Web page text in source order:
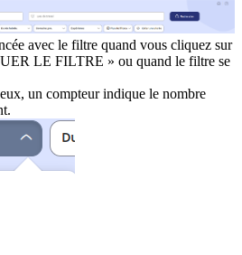
avec le filtre quand vous cliquez sur
LE FILTRE » ou quand le filtre se
un compteur indique le nombre